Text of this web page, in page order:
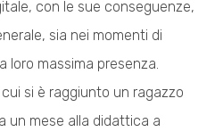
con le sue conseguenze,
sia nei momenti di
loro massima presenza.
si è raggiunto un ragazzo
un mese alla didattica a